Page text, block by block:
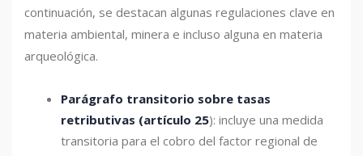
continuación, se destacan algunas regulaciones clave en
materia ambiental, minera e incluso alguna en materia
arqueológica.
Parágrafo transitorio sobre tasas
retributivas (artículo 25): incluye una medida
transitoria para el cobro del factor regional de